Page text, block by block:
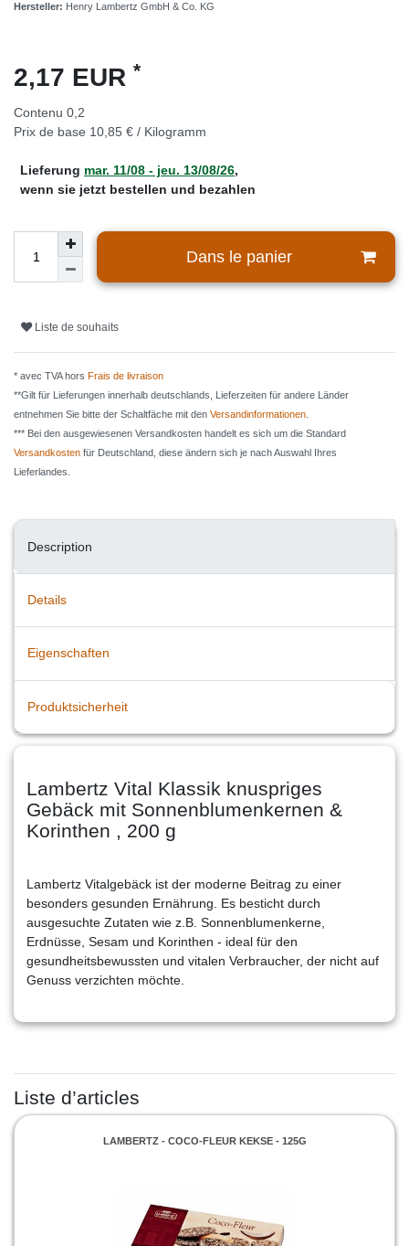
Hersteller: Henry Lambertz GmbH & Co. KG
2,17 EUR *
Contenu 0,2
Prix de base 10,85 € / Kilogramm
Lieferung mar. 11/08 - jeu. 13/08/26,
wenn sie jetzt bestellen und bezahlen
Dans le panier
Liste de souhaits
* avec TVA hors Frais de livraison
**Gilt für Lieferungen innerhalb deutschlands, Lieferzeiten für andere Länder
entnehmen Sie bitte der Schaltfäche mit den Versandinformationen
*** Bei den ausgewiesenen Versandkosten handelt es sich um die Standard
Versandkosten für Deutschland, diese ändern sich je nach Auswahl Ihres
Lieferlandes.
Description
Details
Eigenschaften
Produktsicherheit
Lambertz Vital Klassik knuspriges
Gebäck mit Sonnenblumenkernen &
Korinthen , 200 g
Lambertz Vitalgebäck ist der moderne Beitrag zu einer
besonders gesunden Ernährung. Es besticht durch
ausgesuchte Zutaten wie z.B. Sonnenblumenkerne,
Erdnüsse, Sesam und Korinthen - ideal für den
gesundheitsbewussten und vitalen Verbraucher, der nicht auf
Genuss verzichten möchte.
Liste d’articles
LAMBERTZ - COCO-FLEUR KEKSE - 125G